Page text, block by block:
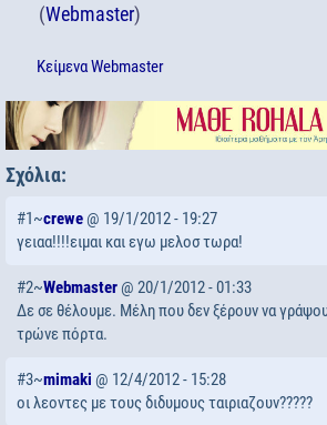
(Webmaster)
ΚείμεναWebmaster
Σχόλια:
#1~crewe@ 19/1/2012 - 19:27
γειαα!!!!ειμαι και εγω μελοσ τωρα!
#2~Webmaster @ 20/1/2012 - 01:33
Δε σε θέλουμε. Μέλη που δεν ξέρουν να
τρώνε πόρτα.
#3~mimaki @ 12/4/2012 - 15:28
οι λεοντες με τους διδυμους ταιριαζουν?????